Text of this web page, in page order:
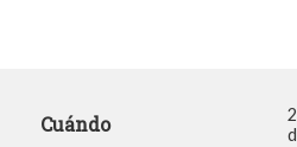
Cuándo